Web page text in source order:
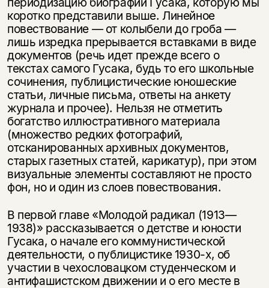
коротко представили выше. Линейное
повествование — от колыбели до гроба —
лишь изредка прерывается вставками в виде
документов (речь идет прежде всего о
текстах самого Гусака, будь то его школьные
сочинения, публицистические юношеские
статьи, личные письма, ответы на анкету
журнала и прочее). Нельзя не отметить
богатство иллюстративного материала
(множество редких фотографий,
отсканированных архивных документов,
старых газетных статей, карикатур), при этом
визуальные элементы составляют не просто
фон, но и один из слоев повествования.
В первой главе «Молодой радикал (1913—
1938)» рассказывается о детстве и юности
Гусака, о начале его коммунистической
деятельности, о публицистике 1930-х, об
участии в чехословацком студенческом и
антифашистском движении и о его месте в